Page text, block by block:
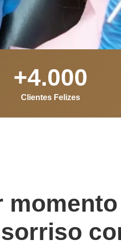
Clientes Felizes
+4.000
sorriso